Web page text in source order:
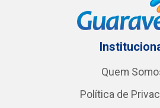
Quem
Política de